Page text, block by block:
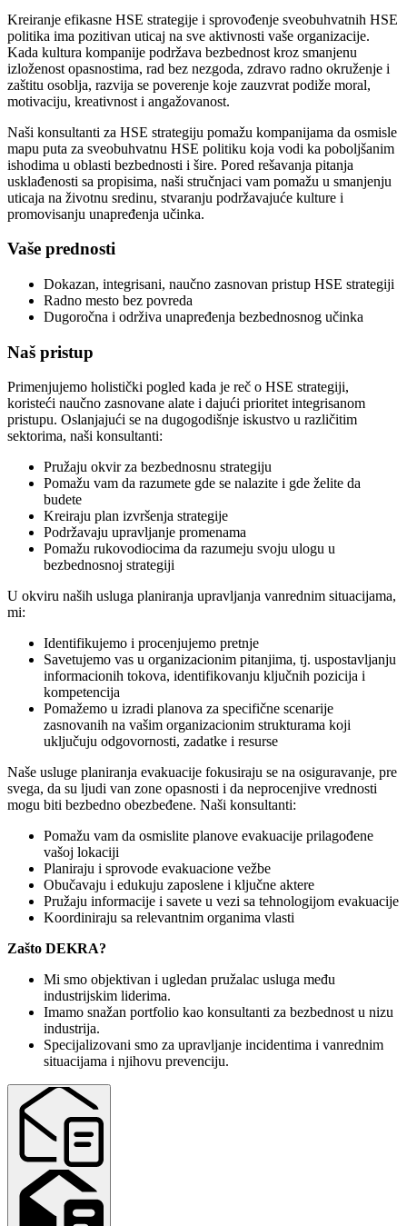
Kreiranje efikasne HSE strategije i sprovođenje sveobuhvatnih HSE
politika ima pozitivan uticaj na sve aktivnosti vaše organizacije.
Kada kultura kompanije podržava bezbednost kroz smanjenu
izloženost opasnostima, rad bez nezgoda, zdravo radno okruženje i
zaštitu osoblja, razvija se poverenje koje zauzvrat podiže moral,
motivaciju, kreativnost i angažovanost.
Naši konsultanti za HSE strategiju pomažu kompanijama da osmisle
mapu puta za sveobuhvatnu HSE politiku koja vodi ka poboljšanim
ishodima u oblasti bezbednosti i šire. Pored rešavanja pitanja
usklađenosti sa propisima, naši stručnjaci vam pomažu u smanjenju
uticaja na životnu sredinu, stvaranju podržavajuće kulture i
promovisanju unapređenja učinka.
Vaše prednosti
Dokazan, integrisani, naučno zasnovan pristup HSE strategiji
Radno mesto bez povreda
Dugoročna i održiva unapređenja bezbednosnog učinka
Naš pristup
Primenjujemo holistički pogled kada je reč o HSE strategiji,
koristeći naučno zasnovane alate i dajući prioritet integrisanom
pristupu. Oslanjajući se na dugogodišnje iskustvo u različitim
sektorima, naši konsultanti:
Pružaju okvir za bezbednosnu strategiju
Pomažu vam da razumete gde se nalazite i gde želite da
budete
Kreiraju plan izvršenja strategije
Podržavaju upravljanje promenama
Pomažu rukovodiocima da razumeju svoju ulogu u
bezbednosnoj strategiji
U okviru naših usluga planiranja upravljanja vanrednim situacijama,
mi:
Identifikujemo i procenjujemo pretnje
Savetujemo vas u organizacionim pitanjima, tj. uspostavljanju
informacionih tokova, identifikovanju ključnih pozicija i
kompetencija
Pomažemo u izradi planova za specifične scenarije
zasnovanih na vašim organizacionim strukturama koji
uključuju odgovornosti, zadatke i resurse
Naše usluge planiranja evakuacije fokusiraju se na osiguravanje, pre
svega, da su ljudi van zone opasnosti i da neprocenjive vrednosti
mogu biti bezbedno obezbeđene. Naši konsultanti:
Pomažu vam da osmislite planove evakuacije prilagođene
vašoj lokaciji
Planiraju i sprovode evakuacione vežbe
Obučavaju i edukuju zaposlene i ključne aktere
Pružaju informacije i savete u vezi sa tehnologijom evakuacije
Koordiniraju sa relevantnim organima vlasti
Zašto DEKRA?
Mi smo objektivan i ugledan pružalac usluga među
industrijskim liderima.
Imamo snažan portfolio kao konsultanti za bezbednost u nizu
industrija.
Specijalizovani smo za upravljanje incidentima i vanrednim
situacijama i njihovu prevenciju.